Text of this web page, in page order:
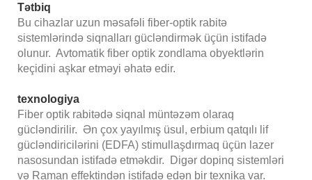
Tətbiq
Bu cihazlar uzun məsafəli fiber-optik rabitə
sistemlərində siqnalları gücləndirmək üçün istifadə
olunur. Avtomatik fiber optik zondlama obyektlərin
keçidini aşkar etməyi əhatə edir.
texnologiya
Fiber optik rabitədə siqnal müntəzəm olaraq
gücləndirilir. Ən çox yayılmış üsul, erbium qatqılı lif
gücləndiricilərini (EDFA) stimullaşdırmaq üçün lazer
nasosundan istifadə etməkdir. Digər dopinq sistemləri
və Raman effektindən istifadə edən bir texnika var.